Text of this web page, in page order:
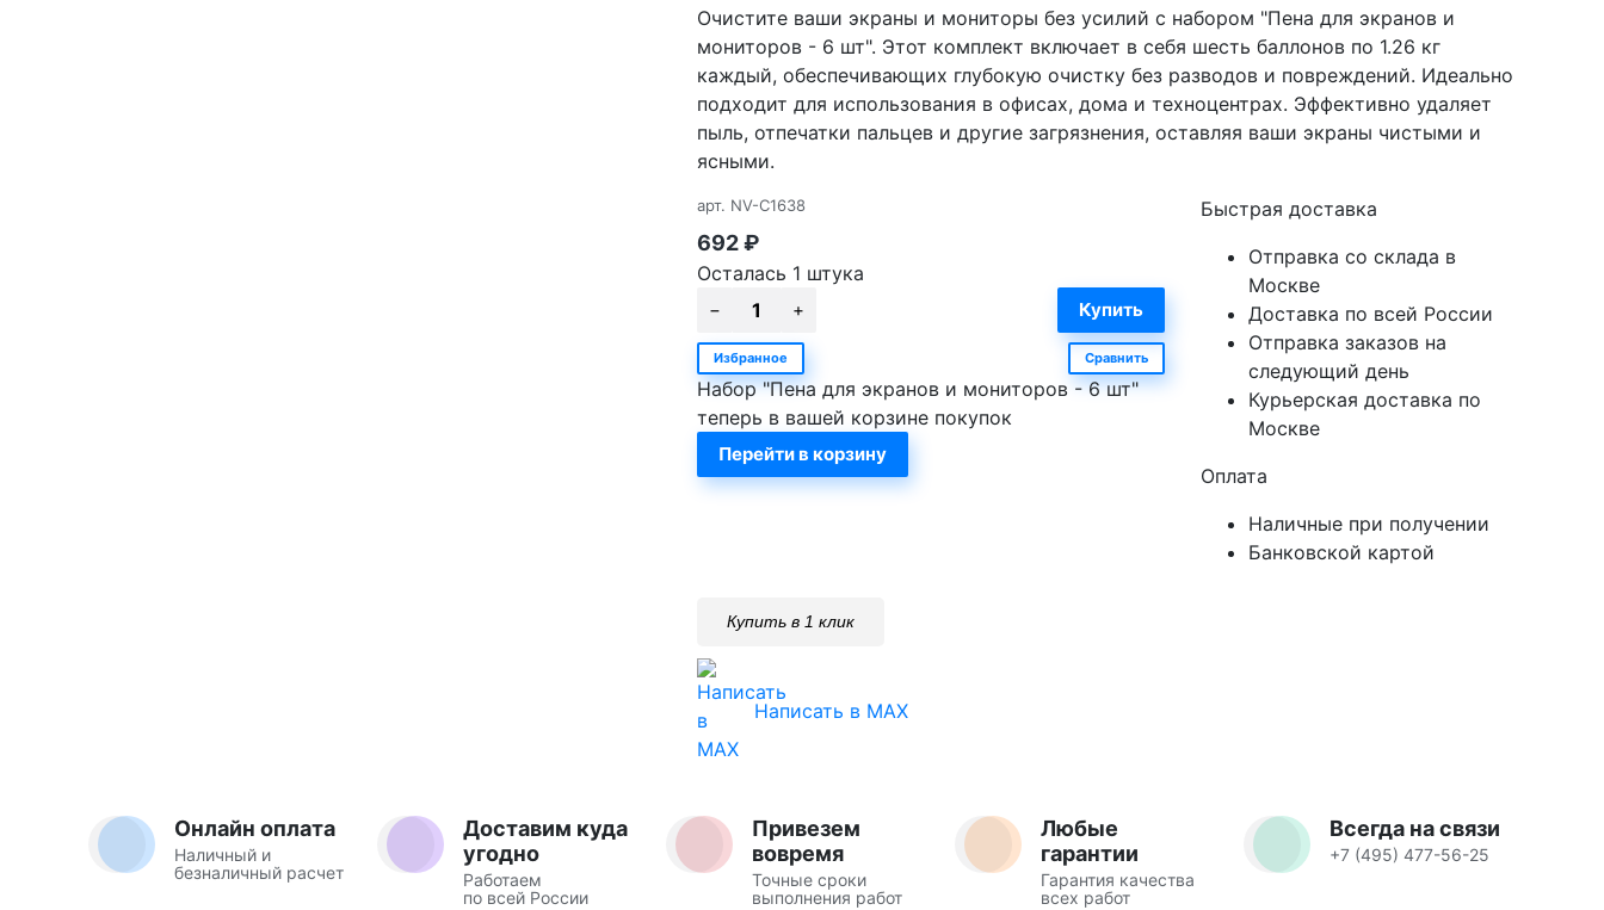
Очистите ваши экраны и мониторы без усилий с набором "Пена для экранов и
мониторов - 6 шт". Этот комплект включает в себя шесть баллонов по 1.26 кг
каждый, обеспечивающих глубокую очистку без разводов и повреждений. Идеально
подходит для использования в офисах, дома и техноцентрах. Эффективно удаляет
пыль, отпечатки пальцев и другие загрязнения, оставляя ваши экраны чистыми и
ясными.
арт. NV-C1638
692₽
Осталась 1 штука
Избранное Сравнить
Набор "Пена для экранов и мониторов - 6 шт"
теперь в вашей корзине покупок
Перейти в корзину
Быстрая доставка
Отправка со склада в
Москве
Доставка по всей России
Отправка заказов на
следующий день
Курьерская доставка по
Москве
Оплата
Наличные при получении
Банковской картой
Купить в 1 клик
Написать в MAX
Онлайн оплата
Наличный и
безналичный расчет
Доставим куда
угодно
Работаем
по всей России
Привезем
вовремя
Точные сроки
выполнения работ
Любые
гарантии
Гарантия качества
всех работ
Всегда на связи
+7 (495) 477-56-25